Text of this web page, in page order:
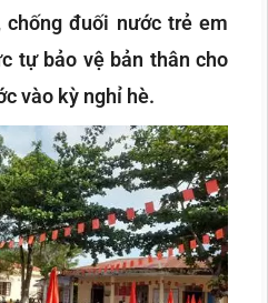
chống đuối nước trẻ em
tự bảo vệ bản thân cho
vào kỳ nghỉ hè.